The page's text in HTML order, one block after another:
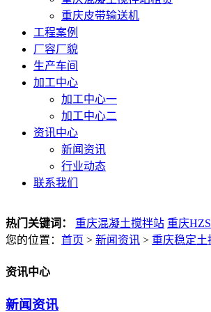
重庆皮带输送机
工程案例
厂容厂貌
生产车间
加工中心
加工中心一
加工中心二
资讯中心
新闻资讯
行业动态
联系我们
热门关键词： 重庆混凝土搅拌站 重庆
您的位置： 首页 > 新闻资讯 > 重庆稳定土
资讯中心
新闻资讯